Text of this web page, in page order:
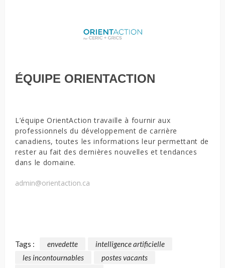
ÉQUIPE ORIENTACTION
L’équipe OrientAction travaille à fournir aux
professionnels du développement de carrière
canadiens, toutes les informations leur permettant de
rester au fait des dernières nouvelles et tendances
dans le domaine.
admin@orientaction.ca
Tags : envedette
intelligence artificielle
les incontournables
postes vacants